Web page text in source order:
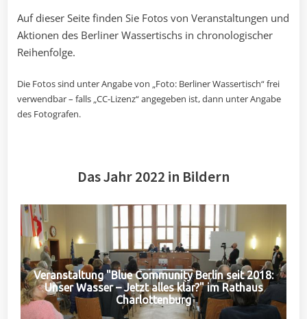
Auf dieser Seite finden Sie Fotos von Veranstaltungen und
Aktionen des Berliner Wassertischs in chronologischer
Reihenfolge.
Die Fotos sind unter Angabe von „Foto: Berliner Wassertisch“ frei
verwendbar – falls „CC-Lizenz“ angegeben ist, dann unter Angabe
des Fotografen.
Das Jahr 2022 in Bildern
Veranstaltung "Blue Community Berlin seit 2018:
Unser Wasser – Jetzt alles klar?" im Rathaus
Charlottenburg